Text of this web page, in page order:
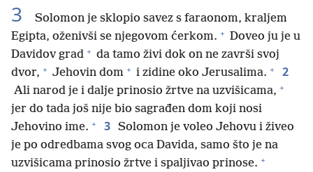
3
Solomon je sklopio savez s faraonom, kraljem
Egipta, oženivši se njegovom ćerkom. + Doveo ju je u
Davidov grad + da tamo živi dok on ne završi svoj
dvor, + Jehovin dom + i zidine oko Jerusalima. + 2
Ali narod je i dalje prinosio žrtve na uzvišicama, +
jer do tada još nije bio sagrađen dom koji nosi
Jehovino ime. + 3 Solomon je voleo Jehovu i živeo
je po odredbama svog oca Davida, samo što je na
uzvišicama prinosio žrtve i spaljivao prinose. +